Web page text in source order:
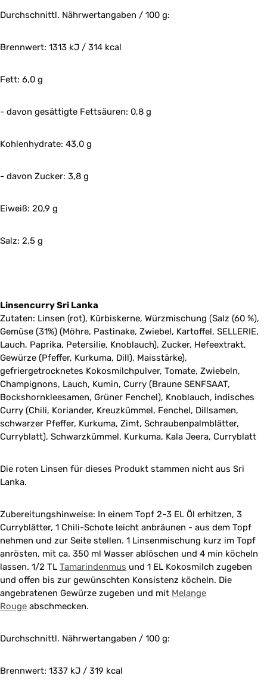
Durchschnittl. Nährwertangaben / 100 g:
Brennwert: 1313 kJ / 314 kcal
Fett: 6,0 g
- davon gesättigte Fettsäuren: 0,8 g
Kohlenhydrate: 43,0 g
- davon Zucker: 3,8 g
Eiweiß: 20,9 g
Salz: 2,5 g
Linsencurry Sri Lanka
Zutaten: Linsen (rot), Kürbiskerne, Würzmischung (Salz (60 %),
Gemüse (31%) (Möhre, Pastinake, Zwiebel, Kartoffel, SELLERIE,
Lauch, Paprika, Petersilie, Knoblauch), Zucker, Hefeextrakt,
Gewürze (Pfeffer, Kurkuma, Dill), Maisstärke),
gefriergetrocknetes Kokosmilchpulver, Tomate, Zwiebeln,
Champignons, Lauch, Kumin, Curry (Braune SENFSAAT,
Bockshornkleesamen, Grüner Fenchel), Knoblauch, indisches
Curry (Chili, Koriander, Kreuzkümmel, Fenchel, Dillsamen,
schwarzer Pfeffer, Kurkuma, Zimt, Schraubenpalmblätter,
Curryblatt), Schwarzkümmel, Kurkuma, Kala Jeera, Curryblatt
Die roten Linsen für dieses Produkt stammen nicht aus Sri
Lanka.
Zubereitungshinweise: In einem Topf 2-3 EL Öl erhitzen, 3
Curryblätter, 1 Chili-Schote leicht anbräunen - aus dem Topf
nehmen und zur Seite stellen. 1 Linsenmischung kurz im Topf
anrösten, mit ca. 350 ml Wasser ablöschen und 4 min köcheln
lassen. 1/2 TL Tamarindenmus und 1 EL Kokosmilch zugeben
und offen bis zur gewünschten Konsistenz köcheln. Die
angebratenen Gewürze zugeben und mit Melange
Rouge abschmecken.
Durchschnittl. Nährwertangaben / 100 g:
Brennwert: 1337 kJ / 319 kcal